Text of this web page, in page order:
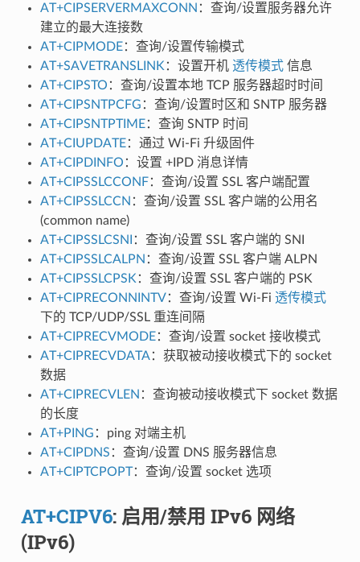
AT+CIPSERVERMAXCONN ：查询/设置服务器允许
建立的最大连接数
AT+CIPMODE：查询/设置传输模式
AT+SAVETRANSLINK ：设置开机 透传模式信息
AT+CIPSTO ：查询/设置本地 TCP 服务器超时时间
AT+CIPSNTPCFG ：查询/设置时区和 SNTP 服务器
AT+CIPSNTPTIME：查询 SNTP 时间
AT+CIUPDATE：通过 Wi-Fi 升级固件
AT+CIPDINFO ：设置 +IPD 消息详情
AT+CIPSSLCCONF：查询/设置 SSL 客户端配置
AT+CIPSSLCCN ：查询/设置 SSL 客户端的公用名
(common name)
AT+CIPSSLCSNI ：查询/设置 SSL 客户端的 SNI
AT+CIPSSLCALPN ：查询/设置 SSL 客户端 ALPN
AT+CIPSSLCPSK ：查询/设置 SSL 客户端的 PSK
AT+CIPRECONNINTV：查询/设置 Wi-Fi 透传模式
下的 TCP/UDP/SSL 重连间隔
AT+CIPRECVMODE：查询/设置 socket 接收模式
AT+CIPRECVDATA：获取被动接收模式下的 socket
数据
AT+CIPRECVLEN ：查询被动接收模式下 socket 数据
的长度
AT+PING ：ping 对端主机
AT+CIPDNS ：查询/设置 DNS 服务器信息
AT+CIPTCPOPT：查询/设置 socket 选项
AT+CIPV6: 启用/禁用 IPv6 网络
(IPv6)